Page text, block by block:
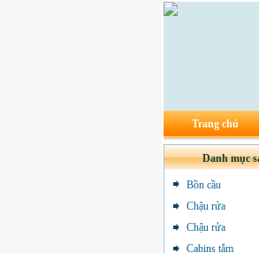
Trang chủ
Danh mục
Bồn cầu
Chậu rửa
Chậu rửa
Cabins tắm